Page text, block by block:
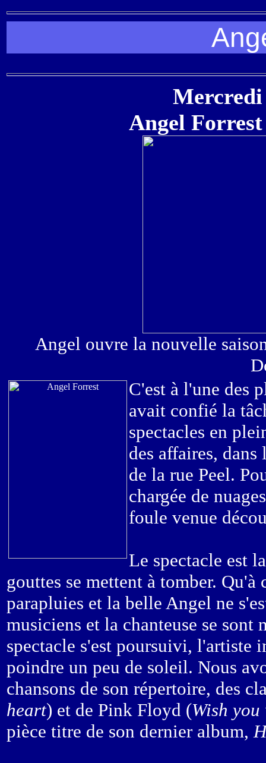
Mercredi
Angel
Angel ouvre la nouvelle
C'est à l'une des
avait confié la
spectacles en
des affaires,
de la rue Peel.
chargée de
foule venue
Le spectacle est
gouttes se mettent à tomber.
parapluies et la belle Angel ne
musiciens et la chanteuse se
spectacle s'est poursuivi, l'artiste
poindre un peu de soleil. Nous
chansons de son répertoire, des
heart) et de Pink Floyd (Wish you
pièce titre de son dernier album,